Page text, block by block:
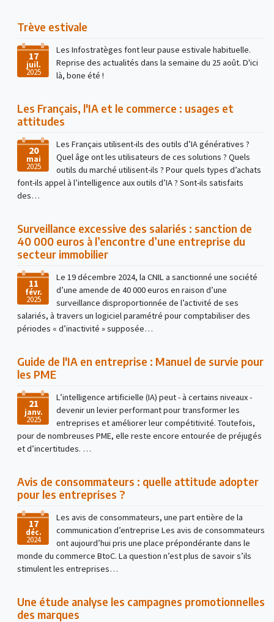
Trève estivale
17
juil.
2025
Les Infostratèges font leur pause estivale habituelle.
Reprise des actualités dans la semaine du 25 août. D'ici
là, bone été !
Les Français, l'IA et le commerce : usages et
attitudes
20
mai
2025
Les Français utilisent-ils des outils d’IA génératives ?
Quel âge ont les utilisateurs de ces solutions ? Quels
outils du marché utilisent-ils ? Pour quels types d’achats
font-ils appel à l’intelligence aux outils d’IA ? Sont-ils satisfaits
des…
Surveillance excessive des salariés : sanction de
40 000 euros à l’encontre d’une entreprise du
secteur immobilier
11
févr.
2025
Le 19 décembre 2024, la CNIL a sanctionné une société
d’une amende de 40 000 euros en raison d’une
surveillance disproportionnée de l’activité de ses
salariés, à travers un logiciel paramétré pour comptabiliser des
périodes « d’inactivité » supposée…
Guide de l'IA en entreprise : Manuel de survie pour
les PME
21
janv.
2025
L’intelligence artificielle (IA) peut - à certains niveaux -
devenir un levier performant pour transformer les
entreprises et améliorer leur compétitivité. Toutefois,
pour de nombreuses PME, elle reste encore entourée de préjugés
et d’incertitudes. …
Avis de consommateurs : quelle attitude adopter
pour les entreprises ?
17
déc.
2024
Les avis de consommateurs, une part entière de la
communication d’entreprise Les avis de consommateurs
ont aujourd’hui pris une place prépondérante dans le
monde du commerce BtoC. La question n’est plus de savoir s’ils
stimulent les entreprises…
Une étude analyse les campagnes promotionnelles
des marques